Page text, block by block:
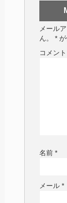
メール
ん。
*
コメント
名前 *
メール *